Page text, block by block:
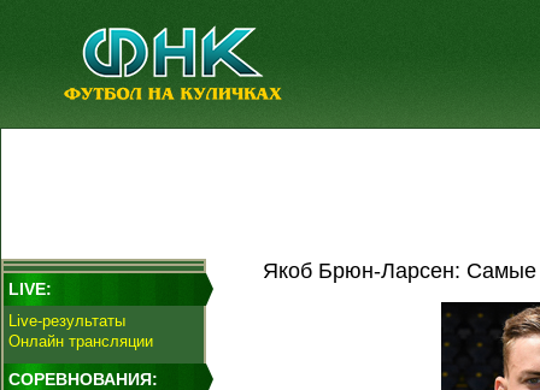
LIVE:
Live-результаты
Онлайн трансляции
СОРЕВНОВАНИЯ:
Якоб Брюн-Ларсен: Самые